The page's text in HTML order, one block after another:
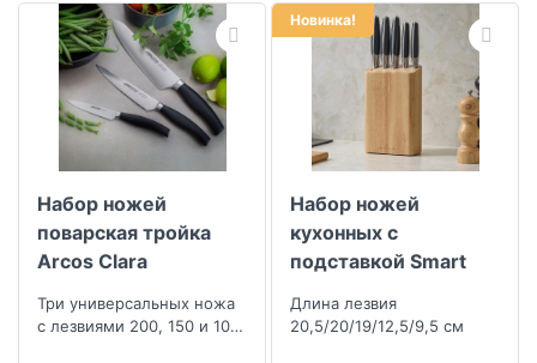
Набор ножей
поварская тройка
Arcos Clara
Три универсальных ножа
с лезвиями 200, 150 и 100
Новинка!
Набор ножей
кухонных с
подставкой Smart
Длина лезвия
20,5/20/19/12,5/9,5 см